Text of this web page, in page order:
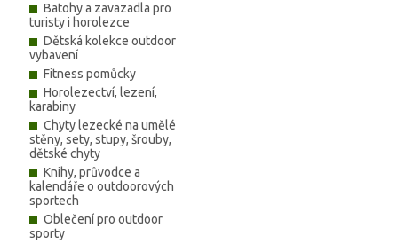
Batohy a zavazadla pro
turisty i horolezce
Dětská kolekce outdoor
vybavení
Fitness pomůcky
Horolezectví, lezení,
karabiny
Chyty lezecké na umělé
stěny, sety, stupy, šrouby,
dětské chyty
Knihy, průvodce a
kalendáře o outdoorových
sportech
Oblečení pro outdoor
sporty